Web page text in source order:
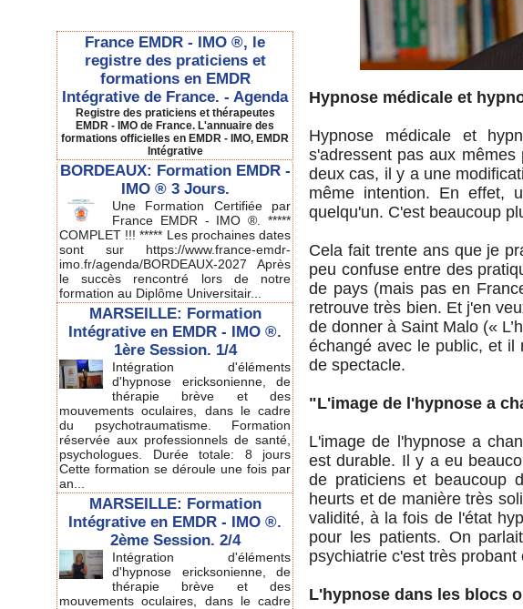
France EMDR - IMO ®, le
registre des praticiens et
formations en EMDR
Intégrative de France. - Agenda
Registre des praticiens et thérapeutes
EMDR - IMO de France. L'annuaire des
formations officielles en EMDR - IMO, EMDR
Intégrative
BORDEAUX: Formation EMDR -
IMO ® 3 Jours.
Une Formation Certifiée par
France EMDR - IMO ®. *****
COMPLET !!! ***** Les prochaines dates
sont sur https://www.france-emdr-
imo.fr/agenda/BORDEAUX-2027 Après
le succès rencontré lors de notre
formation au Diplôme Universitair...
MARSEILLE: Formation
Intégrative en EMDR - IMO ®.
1ère Session. 1/4
Intégration d'éléments
d'hypnose ericksonienne, de
thérapie brève et des
mouvements oculaires, dans le cadre
du psychotraumatisme. Formation
réservée aux professionnels de santé,
psychologues. Durée totale: 8 jours
Cette formation se déroule une fois par
an...
MARSEILLE: Formation
Intégrative en EMDR - IMO ®.
2ème Session. 2/4
Intégration d'éléments
d'hypnose ericksonienne, de
thérapie brève et des
mouvements oculaires, dans le cadre
Hypnose médicale et
Hypnose médicale et
s'adressent pas aux
deux cas, il y a une
même intention. En effet,
quelqu'un. C'est beaucoup
Cela fait trente ans que je
peu confuse entre des
de pays (mais pas en
retrouve très bien. Et j'en
de donner à Saint Malo («
échangé avec le public, et il
de spectacle.
"L'image de l'hypnose a
L'image de l'hypnose a
est durable. Il y a eu
de praticiens et beaucoup
heurts et de manière très
validité, à la fois de l'état
pour les patients. On
psychiatrie c'est très probant
L'hypnose dans les blocs